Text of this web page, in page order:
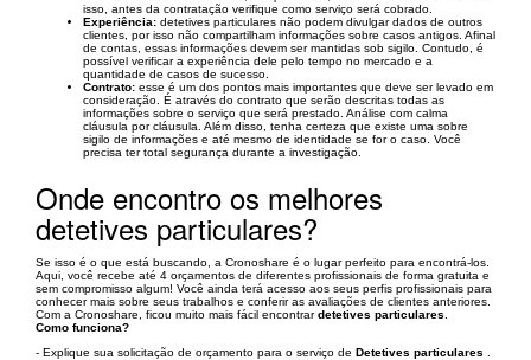
isso, antes da contratação verifique como serviço será cobrado.
Experiência: detetives particulares não podem divulgar dados de outros
clientes, por isso não compartilham informações sobre casos antigos. Afinal
de contas, essas informações devem ser mantidas sob sigilo. Contudo, é
possível verificar a experiência dele pelo tempo no mercado e a
quantidade de casos de sucesso.
Contrato: esse é um dos pontos mais importantes que deve ser levado em
consideração. É através do contrato que serão descritas todas as
informações sobre o serviço que será prestado. Análise com calma
cláusula por cláusula. Além disso, tenha certeza que existe uma sobre
sigilo de informações e até mesmo de identidade se for o caso. Você
precisa ter total segurança durante a investigação.
Onde encontro os melhores
detetives particulares?
Se isso é o que está buscando, a Cronoshare é o lugar perfeito para encontrá-los.
Aqui, você recebe até 4 orçamentos de diferentes profissionais de forma gratuita e
sem compromisso algum! Você ainda terá acesso aos seus perfis profissionais para
conhecer mais sobre seus trabalhos e conferir as avaliações de clientes anteriores.
Com a Cronoshare, ficou muito mais fácil encontrardetetives particulares
Como funciona?
- Explique sua solicitação de orçamento para o serviço de Detetives particulares